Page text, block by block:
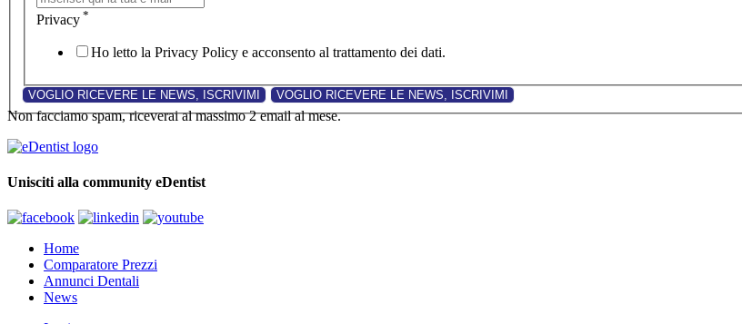
Privacy *
Ho letto la Privacy Policy e acconsento al trattamento dei dati.
Non facciamo spam, riceverai al massimo 2 email al mese.
Unisciti alla community eDentist
Home
Comparatore Prezzi
Annunci Dentali
News